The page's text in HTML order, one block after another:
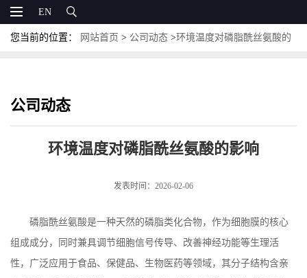
EN
您当前的位置： 网站首页 > 公司动态 >环境温度对磷脂酰丝氨酸的
公司动态
环境温度对磷脂酰丝氨酸的影响
发表时间：2026-02-06
磷脂酰丝氨酸是一种天然的磷脂类化合物，作为细胞膜的核心
组成成分，同时兼具调节细胞信号传导、改善神经功能等生理活
性，广泛应用于食品、保健品、生物医药等领域，其分子结构含亲